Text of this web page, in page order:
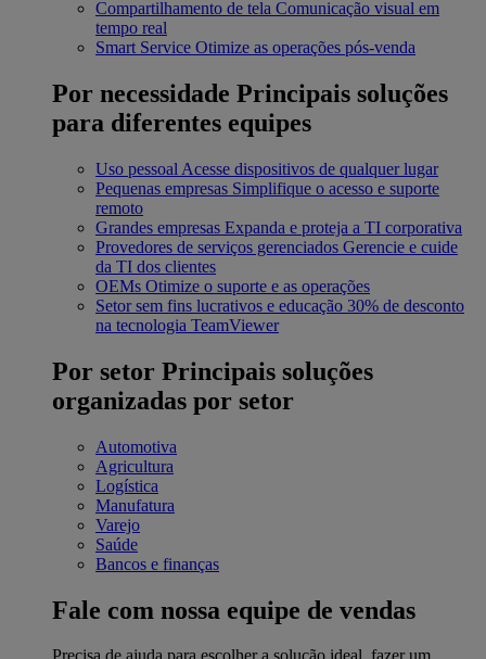
Compartilhamento de tela Comunicação visual em
tempo real
Smart Service Otimize as operações pós-venda
Por necessidade Principais soluções
para diferentes equipes
Uso pessoal Acesse dispositivos de qualquer lugar
Pequenas empresas Simplifique o acesso e suporte
remoto
Grandes empresas Expanda e proteja a TI corporativa
Provedores de serviços gerenciados Gerencie e cuide
da TI dos clientes
OEMs Otimize o suporte e as operações
Setor sem fins lucrativos e educação 30% de desconto
na tecnologia TeamViewer
Por setor Principais soluções
organizadas por setor
Automotiva
Agricultura
Logística
Manufatura
Varejo
Saúde
Bancos e finanças
Fale com nossa equipe de vendas